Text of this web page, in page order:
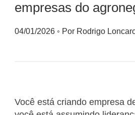
empresas do
04/01/2026 ◦ Por Rodrigo
Você está criando empresa